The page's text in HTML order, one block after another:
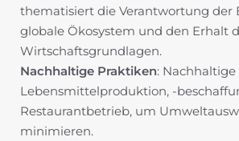
thematisiert die Verantwortung der
globale Ökosystem und den Erhalt
Wirtschaftsgrundlagen.
Nachhaltige Praktiken:
Lebensmittelproduktion, -
Restaurantbetrieb, um
minimieren.